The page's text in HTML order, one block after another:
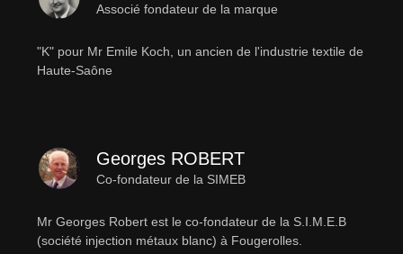
Associé fondateur de la marque
"K" pour Mr Emile Koch, un ancien de l'industrie textile de
Haute-Saône
Georges ROBERT
Co-fondateur de la SIMEB
Mr Georges Robert est le co-fondateur de la S.I.M.E.B
(société injection métaux blanc) à Fougerolles.